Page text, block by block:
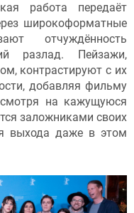
работа передаёт
широкоформатные
отчуждённость
разлад. Пейзажи,
контрастируют с их
добавляя фильму
на кажущуюся
заложниками своих
выхода даже в этом